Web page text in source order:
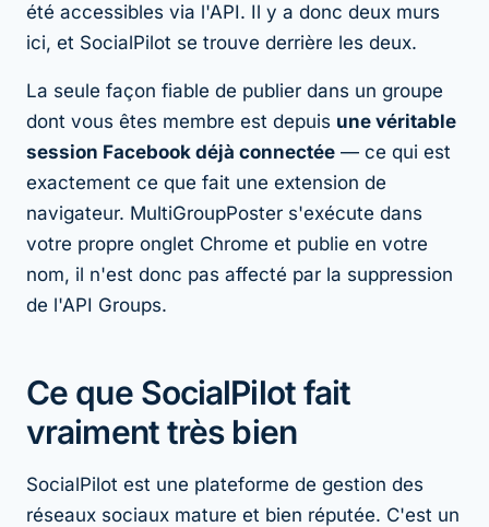
été accessibles via l'API. Il y a donc deux murs
ici, et SocialPilot se trouve derrière les deux.
La seule façon fiable de publier dans un groupe
dont vous êtes membre est depuis une véritable
session Facebook déjà connectée — ce qui est
exactement ce que fait une extension de
navigateur. MultiGroupPoster s'exécute dans
votre propre onglet Chrome et publie en votre
nom, il n'est donc pas affecté par la suppression
de l'API Groups.
Ce que SocialPilot fait
vraiment très bien
SocialPilot est une plateforme de gestion des
réseaux sociaux mature et bien réputée. C'est un